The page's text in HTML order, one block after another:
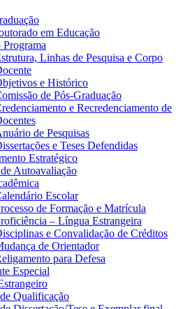
em Educação
Programa
Linhas de Pesquisa e Corpo
e Histórico
de Pós-Graduação
e Recredenciamento de
de Pesquisas
e Teses Defendidas
Estratégico
Autoavaliação
Escolar
de Formação e Matrícula
– Língua Estrangeira
e Convalidação de Créditos
de Orientador
para Defesa
Especial
Qualificação